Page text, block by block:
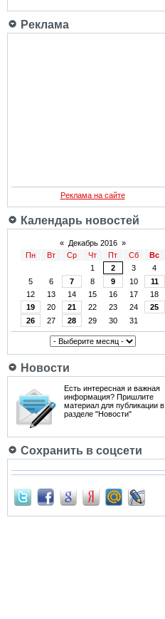
Реклама
Реклама на сайте
Календарь новостей
« Декабрь 2016 »
Пн
Вт Ср Чт Пт Сб
Вс
1
2 3
4
5
6 7 8 9 10
11
12
13 14 15 16 17
18
19
20 21 22 23 24
25
26
27 28 29 30 31
Новости
Есть интересная и важная
информация? Пришлите
материал для публикации в
разделе "Новости"
Сохранить в соцсети